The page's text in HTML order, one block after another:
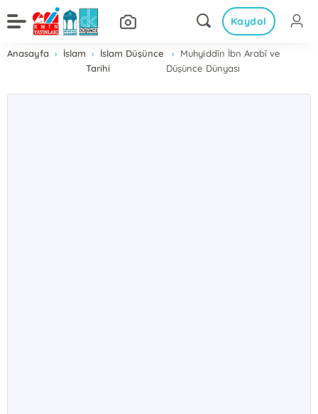
Kaydol
Anasayfa İslam
İslam Düşünce
Tarihi
Muhyiddîn İbn Arabî ve
Düşünce Dünyası